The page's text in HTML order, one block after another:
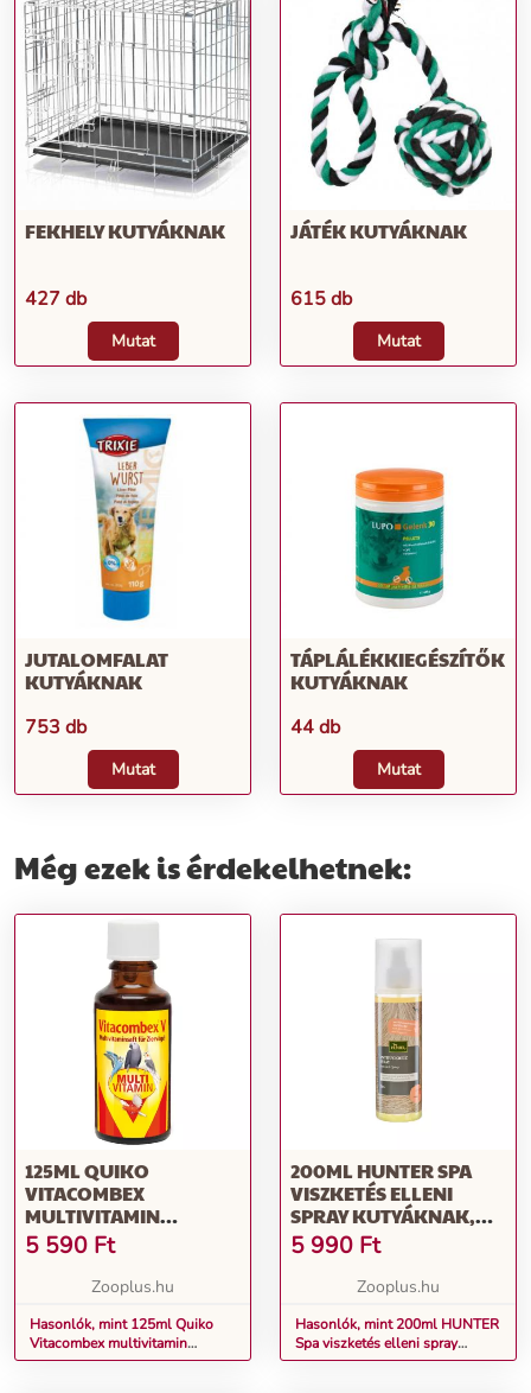
FEKHELY KUTYÁKNAK
427 db
Mutat
JÁTÉK KUTYÁKNAK
615 db
Mutat
JUTALOMFALAT
KUTYÁKNAK
753 db
Mutat
TÁPLÁLÉKKIEGÉSZÍTŐK
KUTYÁKNAK
44 db
Mutat
Még ezek is érdekelhetnek:
125ML QUIKO
VITACOMBEX
MULTIVITAMIN
KÉSZÍTMÉNY
MADARAKNAK
5 590 Ft
Zooplus.hu
Hasonlók, mint 125ml Quiko
Vitacombex multivitamin
készítmény madaraknak
200ML HUNTER SPA
VISZKETÉS ELLENI
SPRAY KUTYÁKNAK,
MACSKÁKNAK
5 990 Ft
Zooplus.hu
Hasonlók, mint 200ml HUNTER
Spa viszketés elleni spray
kutyáknak, macskáknak